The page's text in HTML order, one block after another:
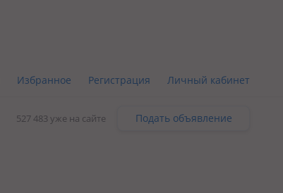
Избранное Регистрация Личный кабинет
527 483 уже на сайте Подать объявление